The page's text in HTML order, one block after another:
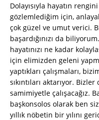
Dolayısıyla hayatın
gözlemlediğim için,
çok güzel ve umut verici.
başardığınızı da
hayatınızı ne kadar
için elimizden geleni
yaptıkları çalışmaları,
sıkıntıları aktarıyor.
samimiyetle çalışacağız.
başkonsolos olarak ben
yıllık nöbetin bir yılını